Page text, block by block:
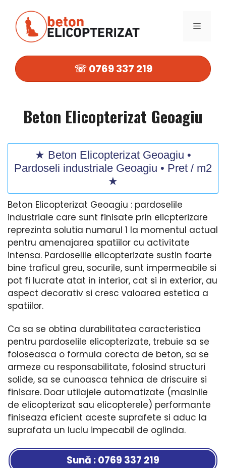
conținut
MENIU
☏ 0769 337 219
Beton Elicopterizat Geoagiu
★ Beton Elicopterizat Geoagiu •
Pardoseli industriale Geoagiu • Pret / m2
★
Beton Elicopterizat Geoagiu : pardoselile
industriale care sunt finisate prin elicpterizare
reprezinta solutia numarul 1 la momentul actual
pentru amenajarea spatiilor cu activitate
intensa. Pardoselile elicopterizate sustin foarte
bine traficul greu, socurile, sunt impermeabile si
pot fi lucrate atat in interior, cat si in exterior, au
aspect decorativ si cresc valoarea estetica a
spatiilor.
Ca sa se obtina durabilitatea caracteristica
pentru pardoselile elicopterizate, trebuie sa se
foloseasca o formula corecta de beton, sa se
armeze cu responsabilitate, folosind structuri
solide, sa se cunoasca tehnica de driscuire si
finisare. Doar utilajele automatizate (masinile
de elicopterizat sau elicopterele) performante
finiseaza eficient aceste suprafete si aduc la
suprafata un luciu impecabil de oglinda.
Sună : 0769 337 219